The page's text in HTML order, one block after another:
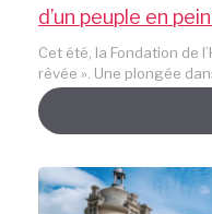
d’un peuple en
Cet été, la Fondation de
rêvée ». Une plongée